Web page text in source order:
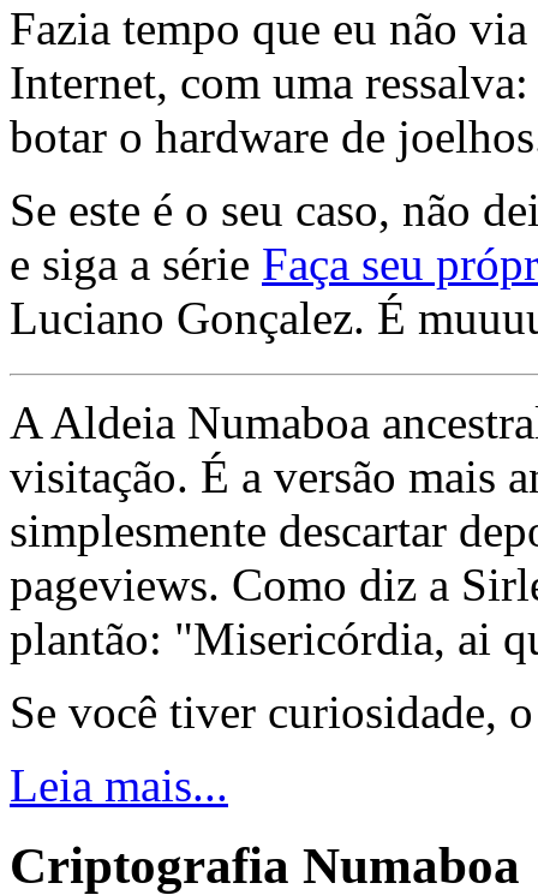
Fazia tempo que eu não
Internet, com uma
botar o hardware de
Se este é o seu caso, não
e siga a série Faça seu
Luciano Gonçalez. É
A Aldeia Numaboa
visitação. É a versão mais
simplesmente descartar
pageviews. Como diz a
plantão: "Misericórdia, ai
Se você tiver curiosidade,
Leia mais...
Criptografia Numaboa